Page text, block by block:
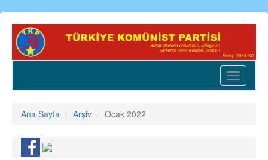
Ana
içeriğe
Toggle
Ana Sayfa Arşiv Ocak 2022